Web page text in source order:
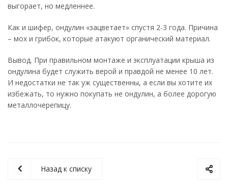
выгорает, но медленнее.
Как и шифер, ондулин «зацветает» спустя 2-3 года. Причина
– мох и грибок, которые атакуют органический материал.
Вывод. При правильном монтаже и эксплуатации крыша из
ондулина будет служить верой и правдой не менее 10 лет.
И недостатки не так уж существенны, а если вы хотите их
избежать, то нужно покупать не ондулин, а более дорогую
металлочерепицу.
Назад к списку